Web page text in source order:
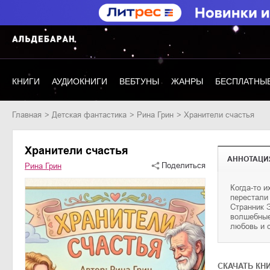
КНИГИ АУДИОКНИГИ ВЕБТУНЫ ЖАНРЫ
Главная детская фантастика Рина Грин Хранители счастья
Хранители счастья
Рина Грин Поделиться
Когда-то
Странник
любовь и
лучик,
юный
CКАЧАТЬ